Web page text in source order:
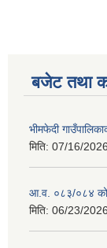
बजेट तथा
भीमफेदी
मिति: 07/16/
आ.व. ०८३/०८४ को
मिति: 06/23/